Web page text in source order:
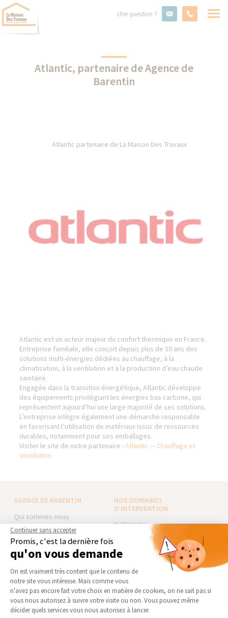
Une question ?
Atlantic, partenaire de Agence de
Barentin
Atlantic partenaire de La Maison Des Travaux
Atlantic est un acteur majeur du confort thermique en France.
Entreprise familiale, elle conçoit depuis plus de 50 ans des
solutions multi-énergies dédiées au chauffage, à la
climatisation, à la ventilation et à la production d’eau chaude
sanitaire.
Engagée dans la transition énergétique, Atlantic développe
des équipements privilégiant les énergies bas carbone, qui
représentent aujourd’hui une large majorité de ses solutions.
L’entreprise intègre également une démarche responsable
en favorisant l’utilisation de matériaux issus de ressources
durables, notamment pour ses emballages.
Visiter le site de notre partenaire :Atlantic — Chauffage et
Ventilation
AGENCE DE BARENTIN
Qui sommes-nous
Actualités
Notre charte qualité
Partenaires
Trouver une agence
Devenir franchisé
Foire aux Questions
Conditions générales
NOS DOMAINES
D’INTERVENTION
EXTENSION
RÉNOVATION INTÉRIEURE
TRAVAUX EXTÉRIEURS
NOS PARTENAIRES
La Maison des Architectes
Expert Bricolage
Continuer sans accepter
Promis, c'est la dernière fois
qu'on vous demande
Plateforme de Gestion du
On est vraiment très content que le contenu de
notre site vous intéresse. Mais comme vous
n'avez pas encore fait votre choix en matière de cookies, on ne sait pas si
vous nous autorisez à suivre votre visite ou non. Vous pouvez même
décider quels services vous nous autorisez à lancer.
Axeptio consent